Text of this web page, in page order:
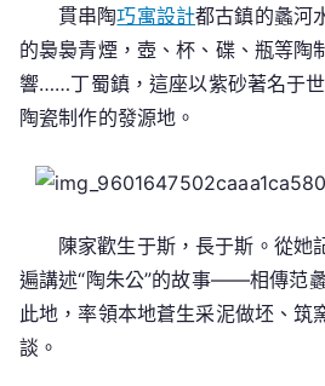
貫串陶巧寓設計都古鎮的蠡河
的裊裊青煙，壺、杯、碟、瓶等陶
響……丁蜀鎮，這座以紫砂著名于
陶瓷制作的發源地。
陳家歡生于斯，長于斯。從她
遍講述“陶朱公”的故事——相傳范
此地，率領本地蒼生采泥做坯、筑
談。